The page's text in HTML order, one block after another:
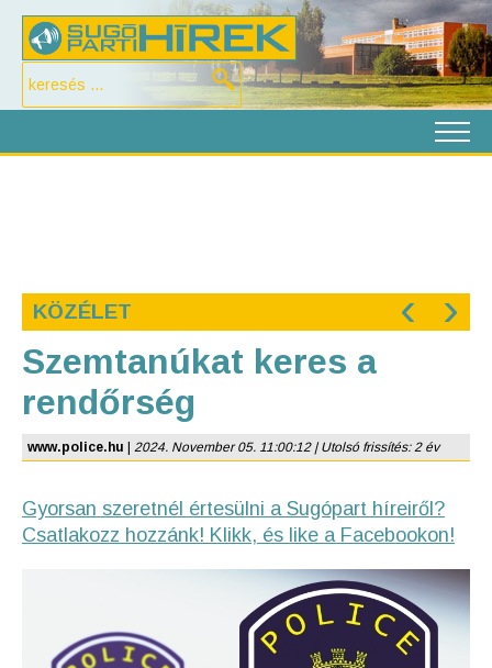
KÖZÉLET ‹ ›
Szemtanúkat keres a
rendőrség
www.police.hu 2024. November 05. 11:00:12 | Utolsó frissítés: 2 év
Gyorsan szeretnél értesülni a Sugópart híreiről?
Csatlakozz hozzánk! Klikk, és like a Facebookon!